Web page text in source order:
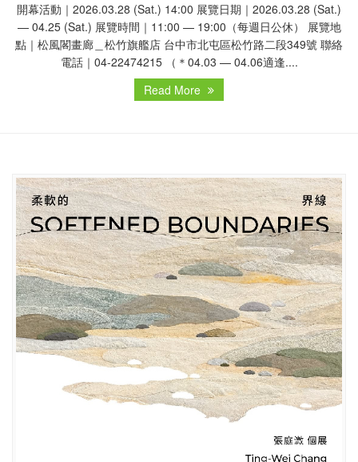
開幕活動｜2026.03.28 (Sat.) 14:00 展覽日期｜2026.03.28 (Sat.)
— 04.25 (Sat.) 展覽時間｜11:00 — 19:00（每週日公休） 展覽地
點｜松風閣畫廊＿松竹旗艦店 台中市北屯區松竹路二段349號 聯絡
電話｜04-22474215 （＊04.03 — 04.06適逢....
Read More